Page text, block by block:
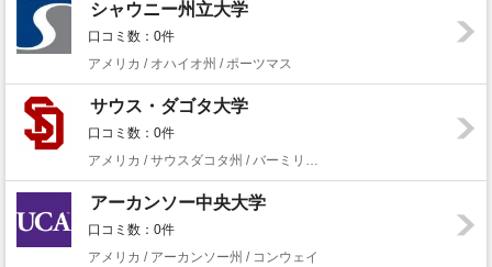
シャウニー州立大学
口コミ数：0件
アメリカ / オハイオ州 / ポーツマス
サウス・ダゴタ大学
口コミ数：0件
アメリカ / サウスダコタ州 / バーミリオン
アーカンソー中央大学
口コミ数：0件
アメリカ / アーカンソー州 / コンウェイ